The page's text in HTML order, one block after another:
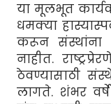
या मूलभूत
धमक्या
करून संस्थांना
नाहीत.
ठेवण्यासाठी
लागते. शंभर